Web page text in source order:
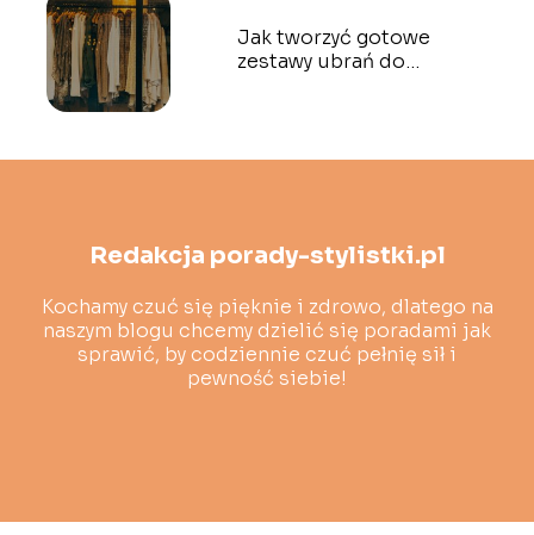
Jak tworzyć gotowe
zestawy ubrań do
Redakcja porady-stylistki.pl
Kochamy czuć się pięknie i zdrowo, dlatego na
naszym blogu chcemy dzielić się poradami jak
sprawić, by codziennie czuć pełnię sił i
pewność siebie!